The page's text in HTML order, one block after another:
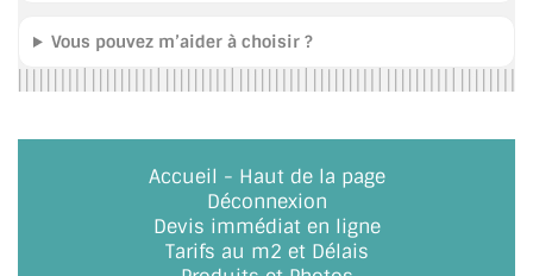
Vous pouvez m’aider à choisir ?
Accueil - Haut de la page
Déconnexion
Devis immédiat en ligne
Tarifs au m2 et Délais